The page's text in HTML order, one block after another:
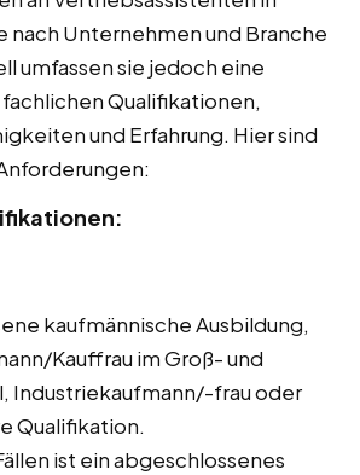
nach Unternehmen und Branche
umfassen sie jedoch eine
Qualifikationen,
und Erfahrung. Hier sind
kaufmännische Ausbildung,
Kauffrau im Groß- und
Industriekaufmann/-frau oder
Qualifikation.
ist ein abgeschlossenes